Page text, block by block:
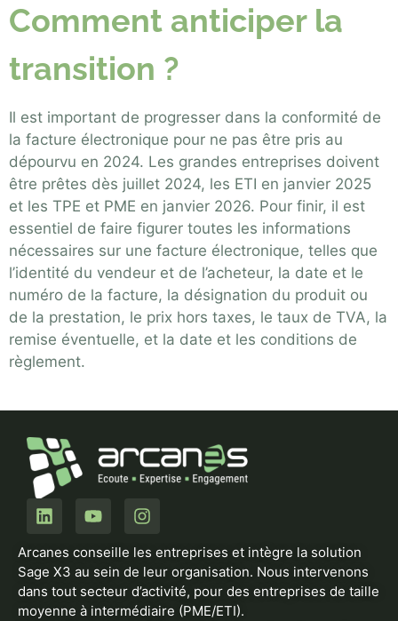
Comment anticiper la
transition ?
Il est important de progresser dans la conformité de
la facture électronique pour ne pas être pris au
dépourvu en 2024. Les grandes entreprises doivent
être prêtes dès juillet 2024, les ETI en janvier 2025
et les TPE et PME en janvier 2026. Pour finir, il est
essentiel de faire figurer toutes les informations
nécessaires sur une facture électronique, telles que
l’identité du vendeur et de l’acheteur, la date et le
numéro de la facture, la désignation du produit ou
de la prestation, le prix hors taxes, le taux de TVA, la
remise éventuelle, et la date et les conditions de
règlement.
Arcanes conseille les entreprises et intègre la solution
Sage X3 au sein de leur organisation. Nous intervenons
dans tout secteur d’activité, pour des entreprises de taille
moyenne à intermédiaire (PME/ETI).